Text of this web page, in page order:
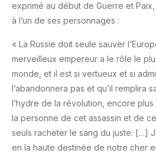
exprimé au début de Guerre et
à l’un de ses personnages :
« La Russie doit seule sauver
merveilleux empereur a le rôle le
monde, et il est si vertueux et si
l’abandonnera pas et qu’il remplira
l’hydre de la révolution, encore plus
la personne de cet assassin et de
seuls racheter le sang du juste. […]
en la haute destinée de notre cher